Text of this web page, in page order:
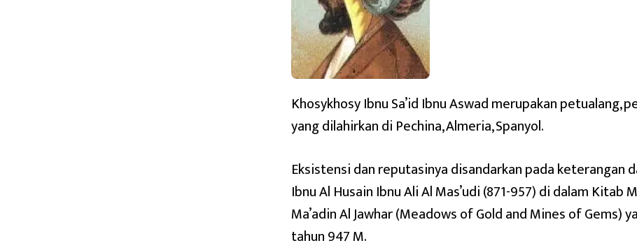
Khosykhosy Ibnu Sa’id Ibnu Aswad merupakan petualang,
yang dilahirkan di Pechina, Almeria, Spanyol.
Eksistensi dan reputasinya disandarkan pada keterangan
Ibnu Al Husain Ibnu Ali Al Mas’udi (871-957) di dalam Kitab
Ma’adin Al Jawhar (Meadows of Gold and Mines of Gems)
tahun 947 M.